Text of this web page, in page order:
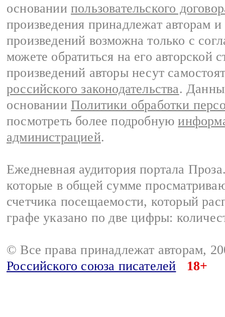
основании пользовательского
произведения принадлежат авторам
произведений возможна только с
можете обратиться на его авторской
произведений авторы несут
российского законодательства.
основании Политики обработки
посмотреть более подробную
администрацией.
Ежедневная аудитория портала
которые в общей сумме
счетчика посещаемости, который
графе указано по две цифры:
© Все права принадлежат авторам,
Российского союза писателей
18+